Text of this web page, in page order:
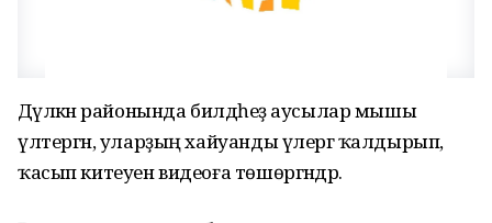
Дәүләкән районында билдәһеҙ аусылар мышы
үлтергән, уларҙың хайуанды үлергә ҡалдырып,
ҡасып китеуен видеоға төшөргәндәр.